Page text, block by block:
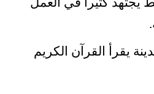
كثيراً في العمل
يقرأ القرآن الكريم